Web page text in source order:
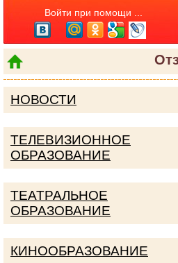
Войти при помощи ...
НОВОСТИ
ТЕЛЕВИЗИОННОЕ
ОБРАЗОВАНИЕ
ТЕАТРАЛЬНОЕ
ОБРАЗОВАНИЕ
КИНООБРАЗОВАНИЕ